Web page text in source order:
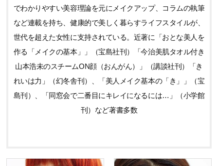
でわかりやすい美容理論を元にメイクアップ、コラムの執筆
など連載を持ち、健康的で美しく暮らすライフスタイルが、
世代を超えた女性に支持されている。近著に「おとな美人を
作る「メイクの基本」」（宝島社刊）「今治美肌タオル付き
山本浩未のスチームON顔（おんがん）」（講談社刊）「き
れいは力」（幻冬舎刊）、「美人メイク基本の「き」」（宝
島刊）、「同窓会で二番目にキレイになるには…」（小学館
刊）など著書多数